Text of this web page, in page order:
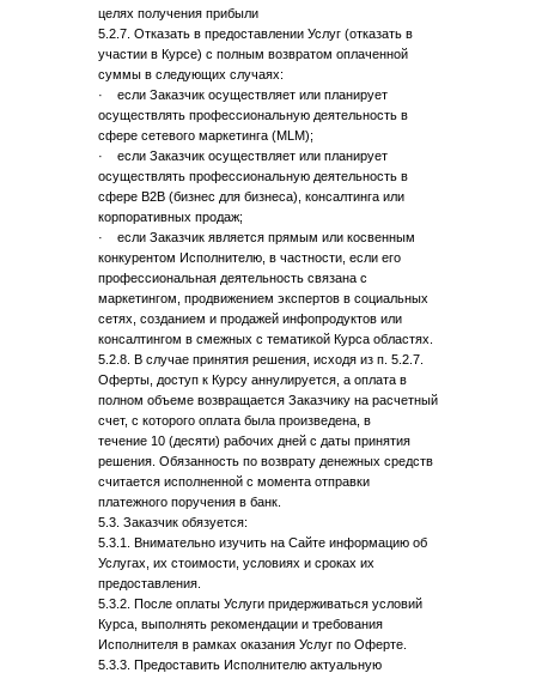
целях получения прибыли
5.2.7. Отказать в предоставлении Услуг (отказать в
участии в Курсе) с полным возвратом оплаченной
суммы в следующих случаях:
· если Заказчик осуществляет или планирует
осуществлять профессиональную деятельность в
сфере сетевого маркетинга (MLM);
· если Заказчик осуществляет или планирует
осуществлять профессиональную деятельность в
сфере B2B (бизнес для бизнеса), консалтинга или
корпоративных продаж;
· если Заказчик является прямым или косвенным
конкурентом Исполнителю, в частности, если его
профессиональная деятельность связана с
маркетингом, продвижением экспертов в социальных
сетях, созданием и продажей инфопродуктов или
консалтингом в смежных с тематикой Курса областях.
5.2.8. В случае принятия решения, исходя из п. 5.2.7.
Оферты, доступ к Курсу аннулируется, а оплата в
полном объеме возвращается Заказчику на расчетный
счет, с которого оплата была произведена, в
течение 10 (десяти) рабочих дней с даты принятия
решения. Обязанность по возврату денежных средств
считается исполненной с момента отправки
платежного поручения в банк.
5.3. Заказчик обязуется:
5.3.1. Внимательно изучить на Сайте информацию об
Услугах, их стоимости, условиях и сроках их
предоставления.
5.3.2. После оплаты Услуги придерживаться условий
Курса, выполнять рекомендации и требования
Исполнителя в рамках оказания Услуг по Оферте.
5.3.3. Предоставить Исполнителю актуальную